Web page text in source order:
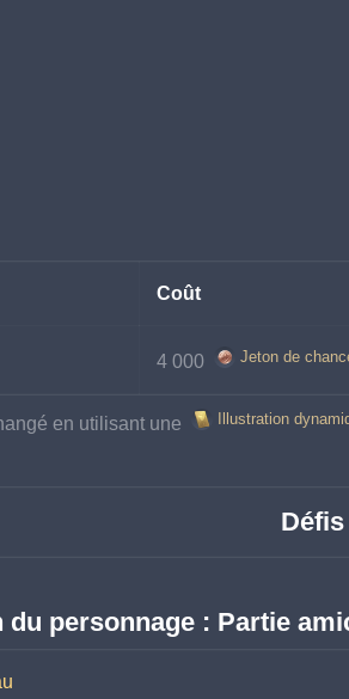
Coût
4 000 Jeton de
en utilisant une Illustration
personnage : Partie